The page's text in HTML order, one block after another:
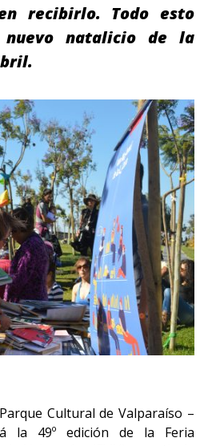
recibirlo. Todo esto
natalicio de la
Cultural de Valparaíso –
la 49º edición de la Feria